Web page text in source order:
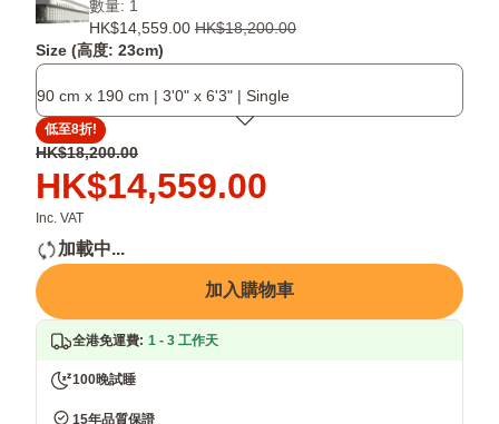
的
設
計
能
提
供
合
人
工
學
的
承
技
能
有
效
排
走
氣
利
術
可
以
吸
收
體
發
的
熱
量，
讓
數量: 1
HK$14,559.00 HK$18,200.00
Size (高度: 23cm)
90 cm x 190 cm | 3'0" x 6'3" | Single
低至8折!
原
價
HK$18,200.00
HK$18,200.00
價
格
HK$14,559.00
HK$14,559.00
Inc. VAT
加載中...
加入購物車
全港免運費: 1 - 3 工作天
100晚試睡
15年品質保證